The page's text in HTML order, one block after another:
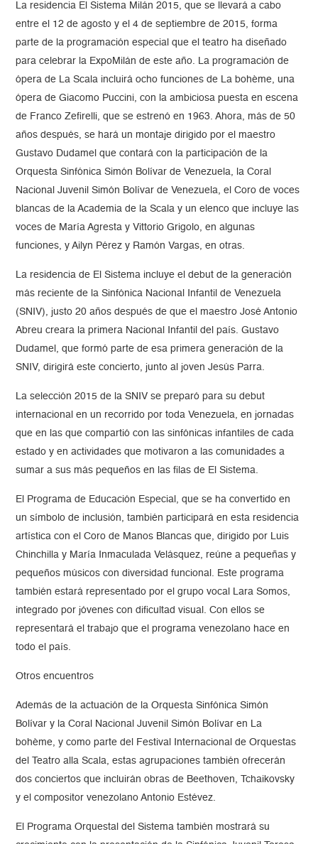
La residencia El Sistema Milán 2015, que se llevará a cabo
entre el 12 de agosto y el 4 de septiembre de 2015, forma
parte de la programación especial que el teatro ha diseñado
para celebrar la ExpoMilán de este año. La programación de
ópera de La Scala incluirá ocho funciones de La bohème, una
ópera de Giacomo Puccini, con la ambiciosa puesta en escena
de Franco Zefirelli, que se estrenó en 1963. Ahora, más de 50
años después, se hará un montaje dirigido por el maestro
Gustavo Dudamel que contará con la participación de la
Orquesta Sinfónica Simón Bolívar de Venezuela, la Coral
Nacional Juvenil Simón Bolívar de Venezuela, el Coro de voces
blancas de la Academia de la Scala y un elenco que incluye las
voces de María Agresta y Vittorio Grigolo, en algunas
funciones, y Ailyn Pérez y Ramón Vargas, en otras.
La residencia de El Sistema incluye el debut de la generación
más reciente de la Sinfónica Nacional Infantil de Venezuela
(SNIV), justo 20 años después de que el maestro José Antonio
Abreu creara la primera Nacional Infantil del país. Gustavo
Dudamel, que formó parte de esa primera generación de la
SNIV, dirigirá este concierto, junto al joven Jesús Parra.
La selección 2015 de la SNIV se preparó para su debut
internacional en un recorrido por toda Venezuela, en jornadas
que en las que compartió con las sinfónicas infantiles de cada
estado y en actividades que motivaron a las comunidades a
sumar a sus más pequeños en las filas de El Sistema.
El Programa de Educación Especial, que se ha convertido en
un símbolo de inclusión, también participará en esta residencia
artística con el Coro de Manos Blancas que, dirigido por Luis
Chinchilla y María Inmaculada Velásquez, reúne a pequeñas y
pequeños músicos con diversidad funcional. Este programa
también estará representado por el grupo vocal Lara Somos,
integrado por jóvenes con dificultad visual. Con ellos se
representará el trabajo que el programa venezolano hace en
todo el país.
Otros encuentros
Además de la actuación de la Orquesta Sinfónica Simón
Bolívar y la Coral Nacional Juvenil Simón Bolívar en La
bohème, y como parte del Festival Internacional de Orquestas
del Teatro alla Scala, estas agrupaciones también ofrecerán
dos conciertos que incluirán obras de Beethoven, Tchaikovsky
y el compositor venezolano Antonio Estévez.
El Programa Orquestal del Sistema también mostrará su